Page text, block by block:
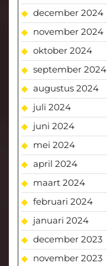
december 2024
november 2024
oktober 2024
september 2024
augustus 2024
juli 2024
juni 2024
mei 2024
april 2024
maart 2024
februari 2024
januari 2024
december 2023
november 2023